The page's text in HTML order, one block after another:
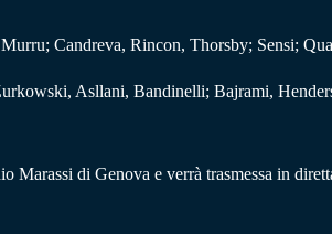
Candreva, Rincon, Thorsby; Sensi;
Asllani, Bandinelli; Bajrami,
Marassi di Genova e verrà trasmessa in